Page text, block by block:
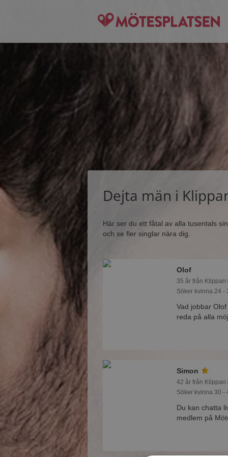
Dejta män i
Här ser du ett fåtal av alla tusentals
och se fler singlar nära dig.
Olof
35 år från Klippan
Söker kvinna 24 -
Vad jobbar
reda på alla
Simon
42 år från Klippan
Söker kvinna 30 -
Du kan chatta
medlem på